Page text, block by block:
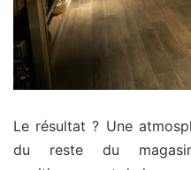
Le résultat ? Une
du reste du